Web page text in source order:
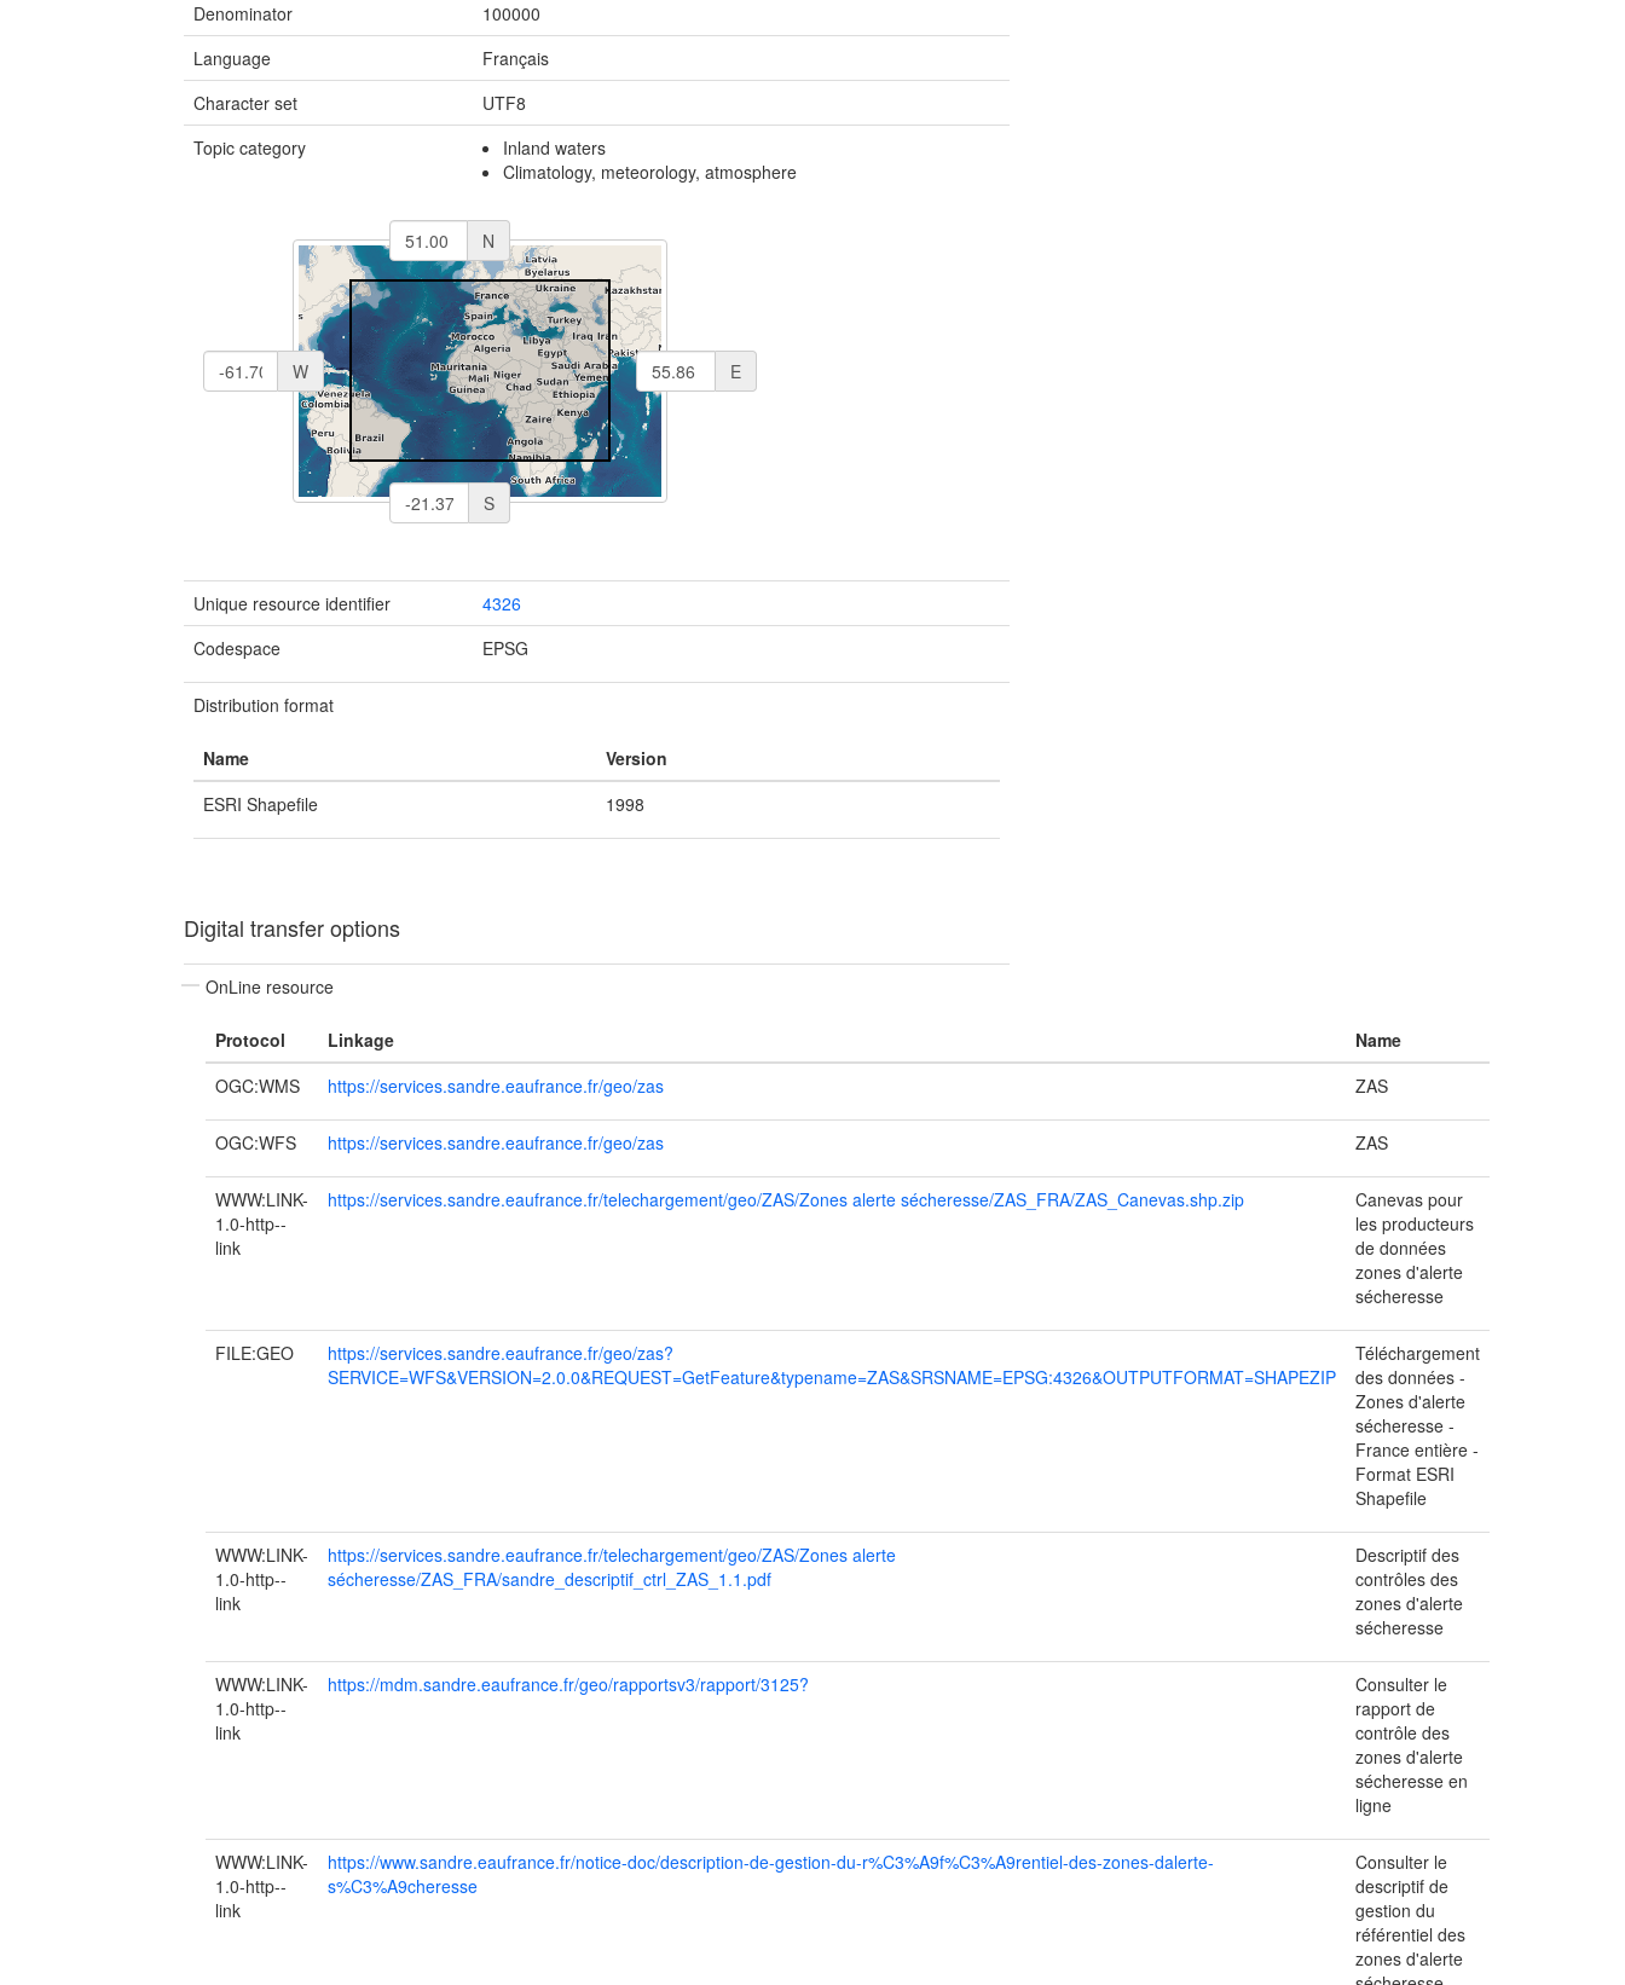
Denominator
100000
Language
Français
Character set
UTF8
Topic category
Inland waters
Climatology, meteorology, atmosphere
N
S
E
W
Unique resource identifier
4326
Codespace
EPSG
Distribution format
Name
Version
ESRI Shapefile
1998
Digital transfer options
OnLine resource
Protocol Linkage
Name
OGC:WMS
https://services.sandre.eaufrance.fr/geo/zas ZAS
OGC:WFS https://services.sandre.eaufrance.fr/geo/zas ZAS
WWW:LINK-
1.0-http--
link
https://services.sandre.eaufrance.fr/telechargement/geo/ZAS/Zones alerte sécheresse/ZAS_FRA/ZAS_Canevas.shp.zip
Canevas pour
les producteurs
de données
zones d'alerte
sécheresse
FILE:GEO
https://services.sandre.eaufrance.fr/geo/zas?
SERVICE=WFS&VERSION=2.0.0&REQUEST=GetFeature&typename=ZAS&SRSNAME=EPSG:4326&OUTPUTFORMAT=SHAPEZIP
Téléchargement
des données -
Zones d'alerte
sécheresse -
France entière -
Format ESRI
Shapefile
WWW:LINK-
1.0-http--
link
https://services.sandre.eaufrance.fr/telechargement/geo/ZAS/Zones alerte
sécheresse/ZAS_FRA/sandre_descriptif_ctrl_ZAS_1.1.pdf
Descriptif des
contrôles des
zones d'alerte
sécheresse
WWW:LINK-
1.0-http--
link
https://mdm.sandre.eaufrance.fr/geo/rapportsv3/rapport/3125?
Consulter le
rapport de
contrôle des
zones d'alerte
sécheresse en
ligne
WWW:LINK-
1.0-http--
link
https://www.sandre.eaufrance.fr/notice-doc/description-de-gestion-du-r%C3%A9f%C3%A9rentiel-des-zones-dalerte-
s%C3%A9cheresse
Consulter le
descriptif de
gestion du
référentiel des
zones d'alerte